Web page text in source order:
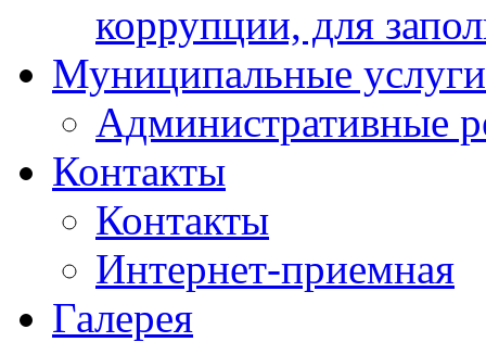
коррупции, для
Муниципальные услуги
Административные
Контакты
Контакты
Интернет-приемная
Галерея